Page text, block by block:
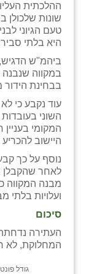
ההלכתית
שונות שלכולן
טעם הגיוני
היא בלתי
ביהמ"ש
במקווה
בבחינת הידור
עוד נקבע כי
השוני
המקומי
היישוב
נוסף על כך
לאחר שהקבלן
מבנה המקווה
ועלויות בלתי
סיכום
העתירה
המחלוקת, לא
גודל פונט
כפר מע״ש
כפר מרדכי
כפר סבא (אגרא)
כפר שמריהו
מגשימים
מישר
מכורה
מנחמיה
נאות הכיכר
נווה אטי״ב